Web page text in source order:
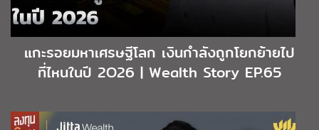
แกะรอยมหาเศรษฐีโลก เงินกำลังถูกโยกย้ายไป
ที่ไหนในปี 2O26 | Wealth Story EP.65